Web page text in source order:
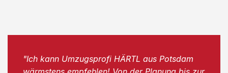
"Ich kann Umzugsprofi HÄRTL aus Potsdam